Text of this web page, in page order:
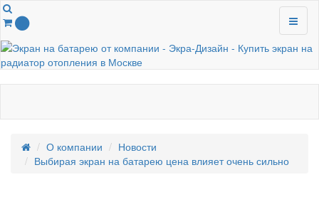
О компании
Новости
Выбирая экран на батарею цена влияет очень сильно